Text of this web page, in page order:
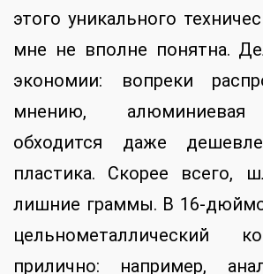
этого уникального
мне не вполне понятна.
экономии: вопреки
мнению, алюминиевая
обходится даже
пластика. Скорее всего,
лишние граммы. В 16-
цельнометаллический
прилично: например,